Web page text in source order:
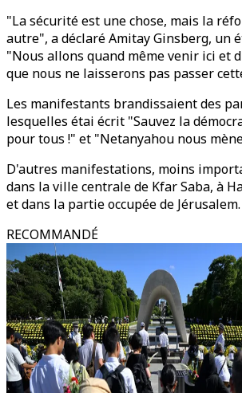
"La sécurité est une chose, mais la
autre", a déclaré Amitay Ginsberg, un
"Nous allons quand même venir ici et
que nous ne laisserons pas passer
Les manifestants brandissaient des
lesquelles étai écrit "Sauvez la
pour tous !" et "Netanyahou nous
D'autres manifestations, moins
dans la ville centrale de Kfar Saba, à
et dans la partie occupée de Jérusalem.
RECOMMANDÉ